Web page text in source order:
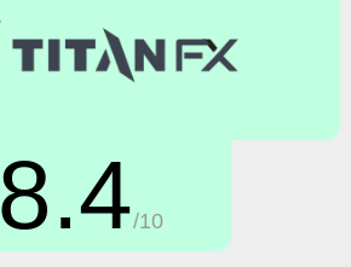
8.4/10